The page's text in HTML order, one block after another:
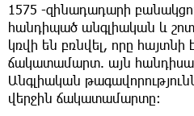
1575 -զինադադարի
հանդիպած անգլիական և
կռվի են բռնվել, որը հայտնի
ճակատամարտ. այն
Անգլիական
վերջին ճակատամարտը։